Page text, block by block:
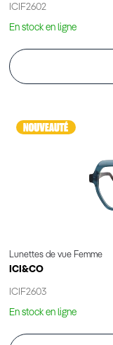
ICIF2602
En stock en ligne
Lunettes de vue Femme
ICI&CO
ICIF2603
En stock en ligne